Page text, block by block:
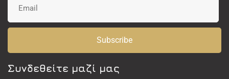
Subscribe
Συνδεθείτε μαζί μας